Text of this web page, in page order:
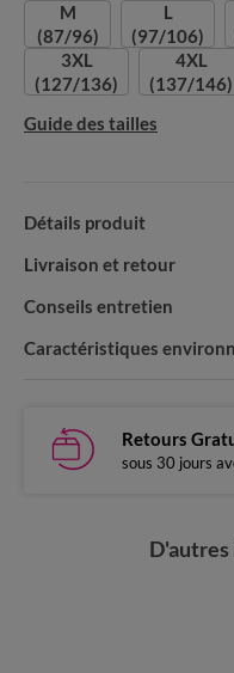
M
(87/96)
L
(97/106)
3XL
(127/136)
4XL
(137/146)
Guide des tailles
Détails produit
Livraison et retour
Conseils entretien
Caractéristiques
Retours
sous 30 jours
D'autres